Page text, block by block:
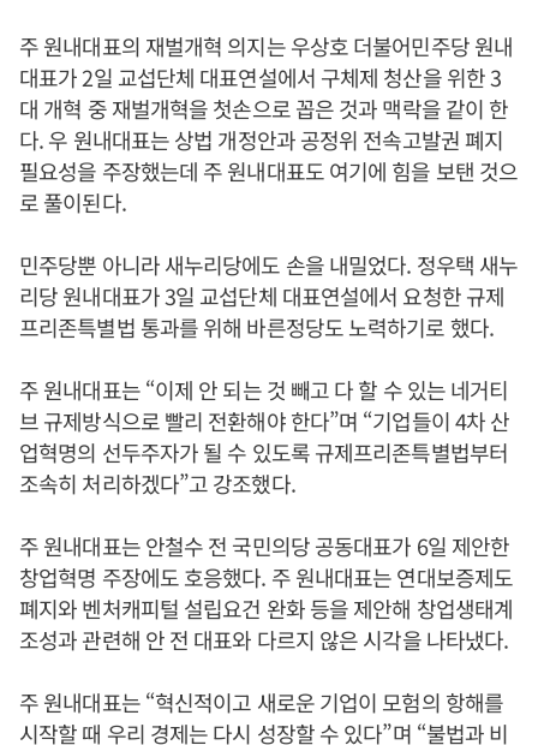
주 원내대표의 재벌개혁 의지는 우상호 더불어민주당 원내
대표가 2일 교섭단체 대표연설에서 구체제 청산을 위한 3
대 개혁 중 재벌개혁을 첫손으로 꼽은 것과 맥락을 같이 한
다. 우 원내대표는 상법 개정안과 공정위 전속고발권 폐지
필요성을 주장했는데 주 원내대표도 여기에 힘을 보탠 것으
로 풀이된다.
민주당뿐 아니라 새누리당에도 손을 내밀었다. 정우택 새누
리당 원내대표가 3일 교섭단체 대표연설에서 요청한 규제
프리존특별법 통과를 위해 바른정당도 노력하기로 했다.
주 원내대표는 “이제 안 되는 것 빼고 다 할 수 있는 네거티
브 규제방식으로 빨리 전환해야 한다”며 “기업들이 4차 산
업혁명의 선두주자가 될 수 있도록 규제프리존특별법부터
조속히 처리하겠다”고 강조했다.
주 원내대표는 안철수 전 국민의당 공동대표가 6일 제안한
창업혁명 주장에도 호응했다. 주 원내대표는 연대보증제도
폐지와 벤처캐피털 설립요건 완화 등을 제안해 창업생태계
조성과 관련해 안 전 대표와 다르지 않은 시각을 나타냈다.
주 원내대표는 “혁신적이고 새로운 기업이 모험의 항해를
시작할 때 우리 경제는 다시 성장할 수 있다”며 “불법과 비